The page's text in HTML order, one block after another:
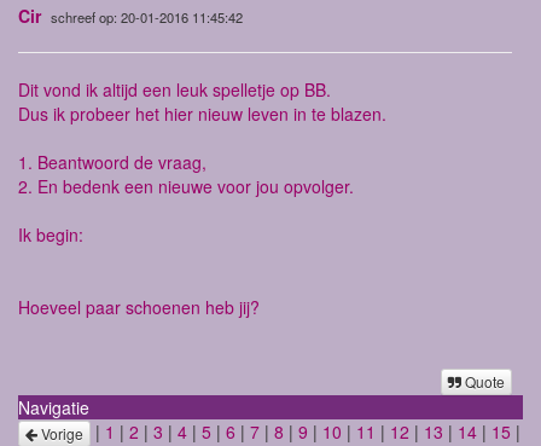
Cir schreef op: 20-01-2016 11:45:42
Dit vond ik altijd een leuk spelletje op BB.
Dus ik probeer het hier nieuw leven in te blazen.
1. Beantwoord de vraag,
2. En bedenk een nieuwe voor jou opvolger.
Ik begin:
Hoeveel paar schoenen heb jij?
Quote
Navigatie
Vorige | 1 | 2 | 3 | 4 | 5 | 6 | 7 | 8 | 9 | 10 | 11 | 12 | 13 | 14 | 15 |